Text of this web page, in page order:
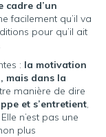
cadre d’un
facilement qu’il va
pour qu’il ait
: la motivation
mais dans la
manière de dire
et s’entretient,
n’est pas une
plus